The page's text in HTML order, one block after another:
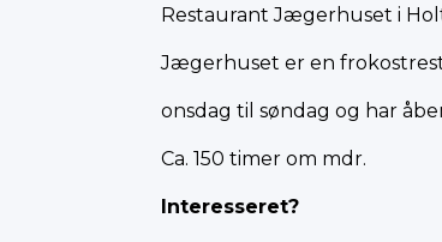
Restaurant Jægerhuset i
Jægerhuset er en
onsdag til søndag og har
Ca. 150 timer om mdr.
Interesseret?